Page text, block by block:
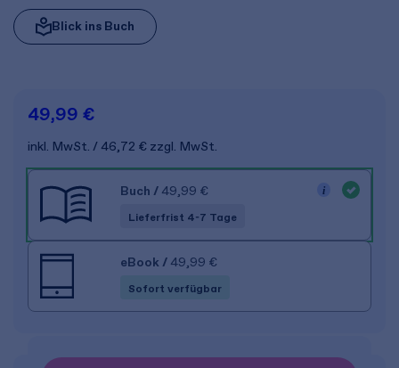
Blick ins Buch
49,99 €
inkl. MwSt. 46,72 € zzgl. MwSt.
Buch / 49,99 €
Lieferfrist 4-7 Tage
eBook / 49,99 €
Sofort verfügbar